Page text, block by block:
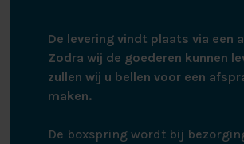
De levering vindt plaats via een
Zodra wij de goederen kunnen
zullen wij u bellen voor een
maken.
De boxspring wordt bij